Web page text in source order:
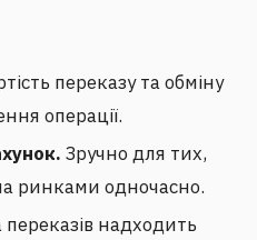
переказу та обміну
операції.
Зручно для тих,
ринками одночасно.
надходить